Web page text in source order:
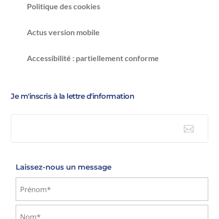
Politique des cookies
Actus version mobile
Accessibilité : partiellement conforme
Je m'inscris à la lettre d'information

Laissez-nous un message
Prénom